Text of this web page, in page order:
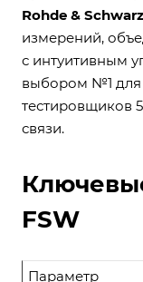
Rohde &
измерений,
с интуитивным
выбором №1 для
тестировщиков
связи.
FSW
Параметр